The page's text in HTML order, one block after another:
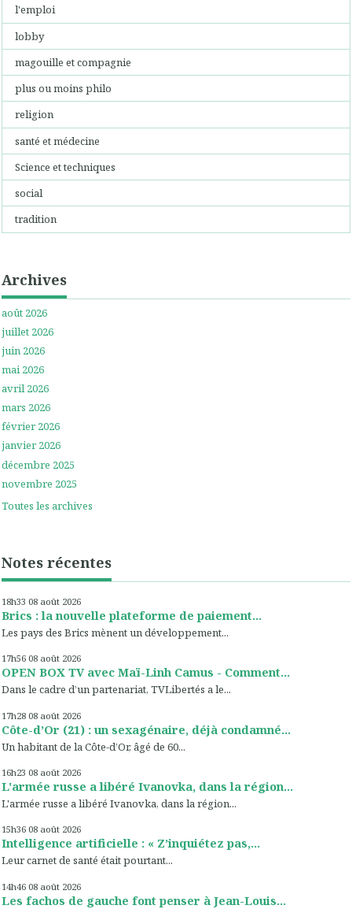
l'emploi
lobby
magouille et compagnie
plus ou moins philo
religion
santé et médecine
Science et techniques
social
tradition
Archives
août 2026
juillet 2026
juin 2026
mai 2026
avril 2026
mars 2026
février 2026
janvier 2026
décembre 2025
novembre 2025
Toutes les archives
Notes récentes
18h33 08 août 2026
Brics : la nouvelle plateforme de paiement...
Les pays des Brics mènent un développement...
17h56 08 août 2026
OPEN BOX TV avec Maï-Linh Camus - Comment...
Dans le cadre d’un partenariat, TVLibertés a le...
17h28 08 août 2026
Côte-d’Or (21) : un sexagénaire, déjà condamné...
Un habitant de la Côte-d’Or, âgé de 60...
16h23 08 août 2026
L'armée russe a libéré Ivanovka, dans la région...
L'armée russe a libéré Ivanovka, dans la région...
15h36 08 août 2026
Intelligence artificielle : « Z’inquiétez pas,...
Leur carnet de santé était pourtant...
14h46 08 août 2026
Les fachos de gauche font penser à Jean-Louis...